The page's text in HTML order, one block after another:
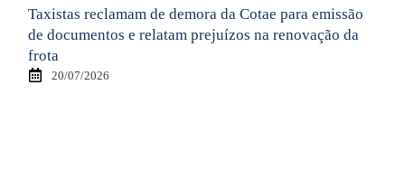
Taxistas reclamam de demora da Cotae para emissão
de documentos e relatam prejuízos na renovação da
frota
20/07/2026